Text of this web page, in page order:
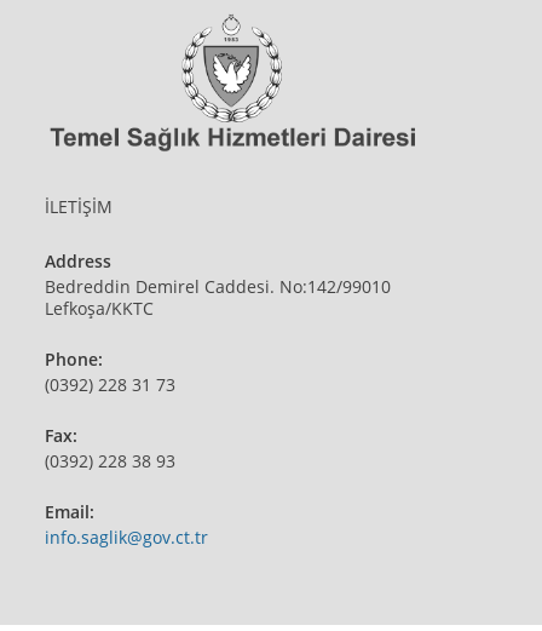
İLETİŞİM
Address
Bedreddin Demirel Caddesi. No:142/99010
Lefkoşa/KKTC
Phone:
(0392) 228 31 73
Fax:
(0392) 228 38 93
Email:
info.saglik@gov.ct.trOpens